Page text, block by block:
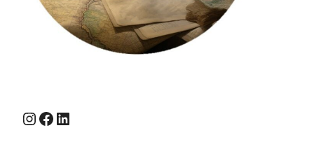
Instagram
Facebook
LinkedIn